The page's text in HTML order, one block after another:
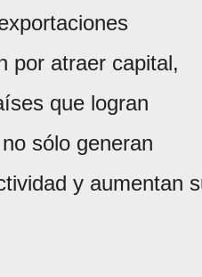
por atraer capital,
que logran
sólo generan
y aumentan